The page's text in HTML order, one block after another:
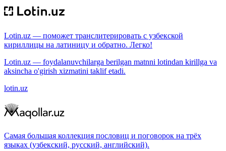
Lotin.uz — поможет транслитерировать с узбекской
кириллицы на латиницу и обратно. Легко!
Lotin.uz — foydalanuvchilarga berilgan matnni lotindan kirillga va
aksincha o'girish xizmatini taklif etadi.
lotin.uz
Самая большая коллекция пословиц и поговорок на трёх
языках (узбекский, русский, английский).